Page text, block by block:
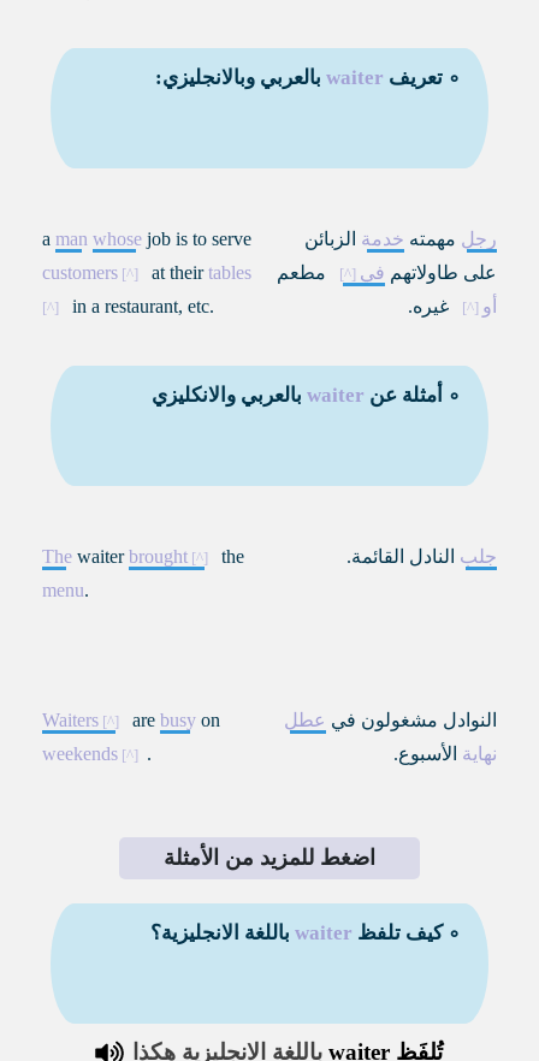
∘ تعريف waiter بالعربي وبالانجليزي:
رجل مهمته خدمة الزبائن
على طاولاتهم في
مطعم
أو
غيره.
a man whose job is to serve
customers
at theirtables
in a restaurant, etc.
∘ أمثلة عن waiter بالعربي والانكليزي
جلب النادل القائمة. The waiterbrought
the
menu.
النوادل مشغولون في عطل
نهاية الأسبوع.
Waiters are busy on
weekends
.
اضغط للمزيد من الأمثلة
∘ كيف تلفظ waiter باللغة الانجليزية؟
تُلفَظwaiter باللغة الانجليزية هكذا